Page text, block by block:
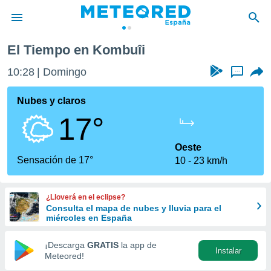
de
por
que se
calidad.
a este
las
y
forma
digital
basada
El Tiempo en Kombuîi
10:28 Domingo ...
Nubes y claros
17°
Sensación de 17°
Oeste
10
23 km/h
¿Lloverá en el eclipse?
Consulta el mapa de nubes y lluvia para el
miércoles en España
¡Descarga GRATIS la app de
Meteored!
Instalar